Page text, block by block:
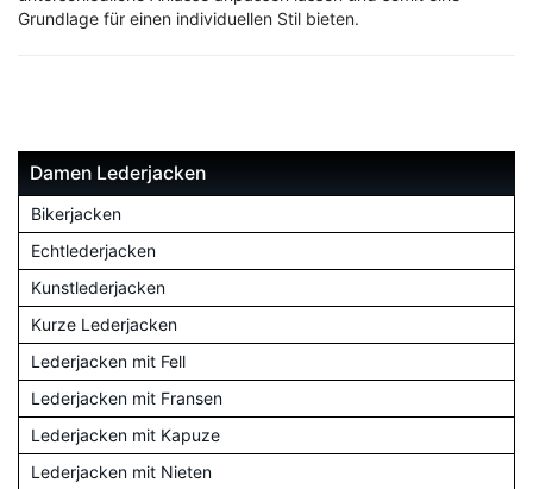
Grundlage für einen individuellen Stil bieten.
Damen Lederjacken
Bikerjacken
Echtlederjacken
Kunstlederjacken
Kurze Lederjacken
Lederjacken mit Fell
Lederjacken mit Fransen
Lederjacken mit Kapuze
Lederjacken mit Nieten